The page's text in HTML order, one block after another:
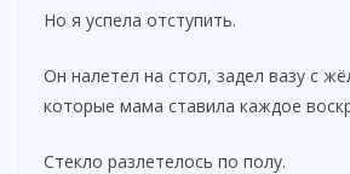
Но я успела отступить.
Он налетел на стол, задел вазу с
которые мама ставила каждое
Стекло разлетелось по полу.